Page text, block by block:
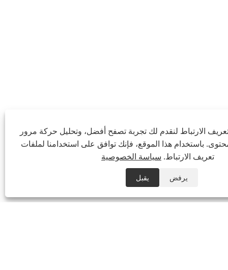
الارتباط لنقدم لك تجربة تصفح أفضل، وتحليل حركة مرور
باستخدام هذا الموقع، فإنك توافق على استخدامنا لملفات
تعريف الارتباط. سياسة الخصوصية
يرفض يقبل